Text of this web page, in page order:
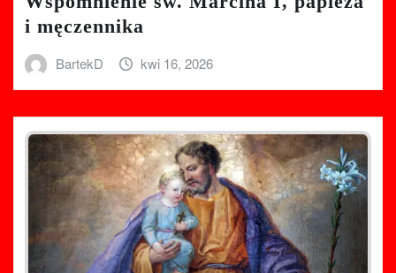
i męczennika
BartekD kwi 16, 2026